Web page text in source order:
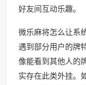
好友间互动乐趣。
微乐麻将怎么让系
遇到部分用户的牌
像能看到其他人的
实存在此类外挂。